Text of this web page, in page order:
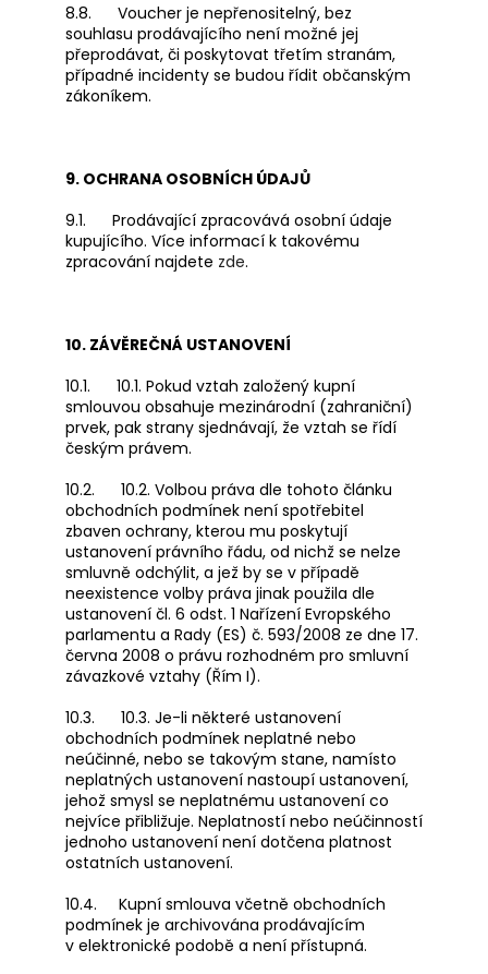
8.8. Voucher je nepřenositelný, bez
souhlasu prodávajícího není možné jej
přeprodávat, či poskytovat třetím stranám,
případné incidenty se budou řídit občanským
zákoníkem.
9. OCHRANA OSOBNÍCH ÚDAJŮ
9.1. Prodávající zpracovává osobní údaje
kupujícího. Více informací k takovému
zpracování najdete zde.
10. ZÁVĚREČNÁ USTANOVENÍ
10.1. 10.1. Pokud vztah založený kupní
smlouvou obsahuje mezinárodní (zahraniční)
prvek, pak strany sjednávají, že vztah se řídí
českým právem.
10.2. 10.2. Volbou práva dle tohoto článku
obchodních podmínek není spotřebitel
zbaven ochrany, kterou mu poskytují
ustanovení právního řádu, od nichž se nelze
smluvně odchýlit, a jež by se v případě
neexistence volby práva jinak použila dle
ustanovení čl. 6 odst. 1 Nařízení Evropského
parlamentu a Rady (ES) č. 593/2008 ze dne 17.
června 2008 o právu rozhodném pro smluvní
závazkové vztahy (Řím I).
10.3. 10.3. Je-li některé ustanovení
obchodních podmínek neplatné nebo
neúčinné, nebo se takovým stane, namísto
neplatných ustanovení nastoupí ustanovení,
jehož smysl se neplatnému ustanovení co
nejvíce přibližuje. Neplatností nebo neúčinností
jednoho ustanovení není dotčena platnost
ostatních ustanovení.
10.4. Kupní smlouva včetně obchodních
podmínek je archivována prodávajícím
v elektronické podobě a není přístupná.